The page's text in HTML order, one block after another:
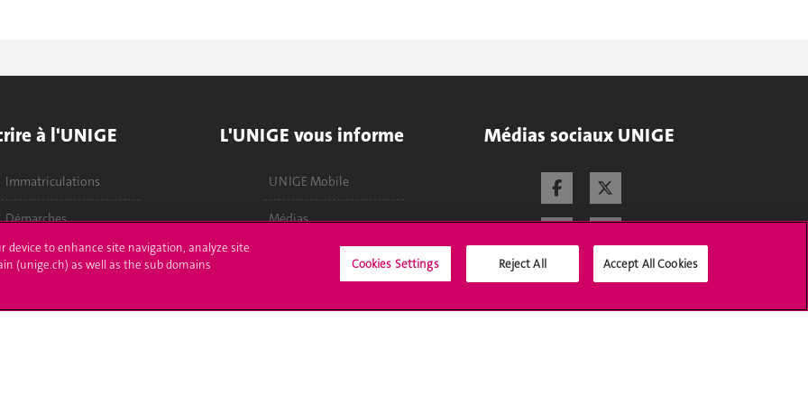
à l'UNIGE
Immatriculations
Démarches
Poser une question
L'UNIGE vous informe
UNIGE Mobile
Médias
Médias sociaux UNIGE
device to enhance site navigation, analyze site
(unige.ch) as well as the sub domains
Cookies Settings Reject All Accept All Cookies